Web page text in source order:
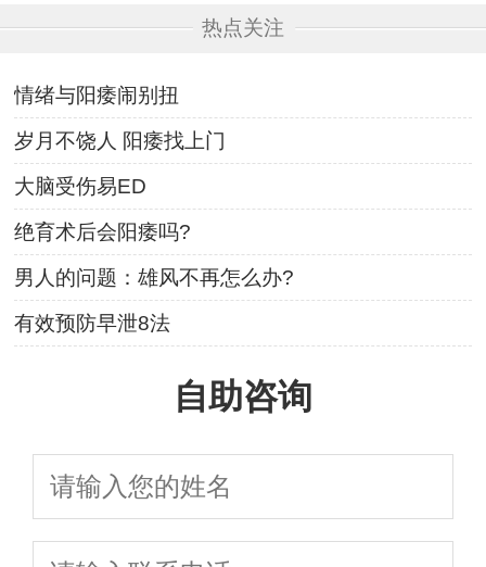
热点关注
情绪与阳痿闹别扭
岁月不饶人 阳痿找上门
大脑受伤易ED
绝育术后会阳痿吗?
男人的问题：雄风不再怎么办?
有效预防早泄8法
自助咨询